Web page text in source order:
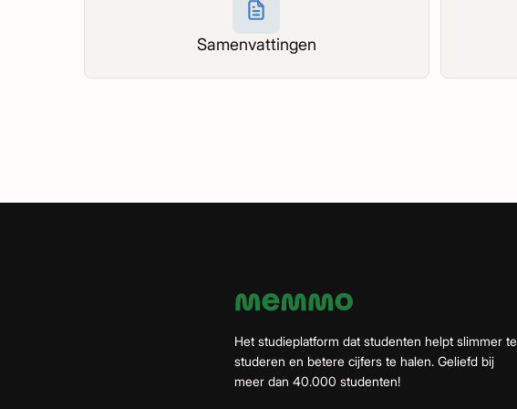
Samenvattingen
Het studieplatform dat studenten helpt slimmer te
studeren en betere cijfers te halen. Geliefd bij
meer dan 40.000 studenten!